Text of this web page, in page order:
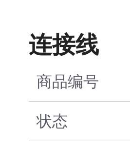
连接线
商品编号
状态